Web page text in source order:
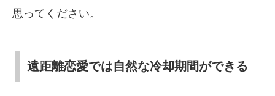
思ってください。
遠距離恋愛では自然な冷却期間ができる